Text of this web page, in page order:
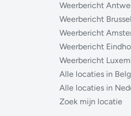
Weerbericht
Weerbericht Brussel
Weerbericht
Weerbericht
Weerbericht
Alle locaties in
Alle locaties in
Zoek mijn locatie